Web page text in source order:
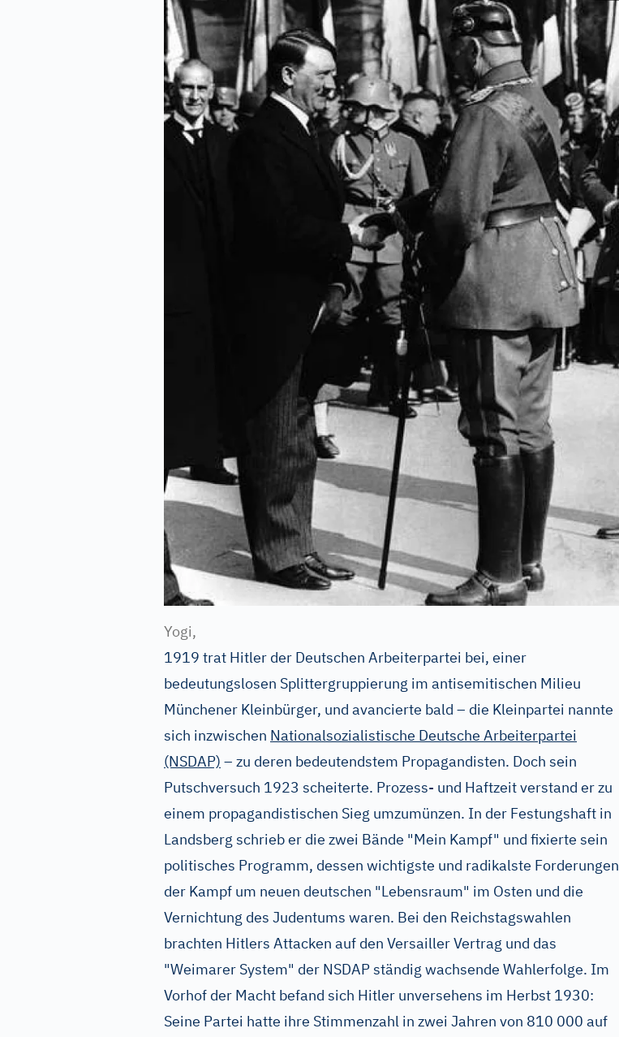
Yogi,
1919 trat Hitler der Deutschen Arbeiterpartei bei, einer
bedeutungslosen Splittergruppierung im antisemitischen Milieu
Münchener Kleinbürger, und avancierte bald – die Kleinpartei nannte
sich inzwischen Nationalsozialistische Deutsche Arbeiterpartei
(NSDAP) – zu deren bedeutendstem Propagandisten. Doch sein
Putschversuch 1923 scheiterte. Prozess- und Haftzeit verstand er zu
einem propagandistischen Sieg umzumünzen. In der Festungshaft in
Landsberg schrieb er die zwei Bände "Mein Kampf" und fixierte sein
politisches Programm, dessen wichtigste und radikalste Forderungen
der Kampf um neuen deutschen "Lebensraum" im Osten und die
Vernichtung des Judentums waren. Bei den Reichstagswahlen
brachten Hitlers Attacken auf den Versailler Vertrag und das
"Weimarer System" der NSDAP ständig wachsende Wahlerfolge. Im
Vorhof der Macht befand sich Hitler unversehens im Herbst 1930:
Seine Partei hatte ihre Stimmenzahl in zwei Jahren von 810 000 auf